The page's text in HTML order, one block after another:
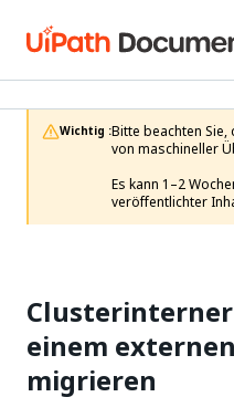
Wichtig :Bitte beachten
von maschineller
Es kann 1–2
veröffentlichter
einem
migrieren